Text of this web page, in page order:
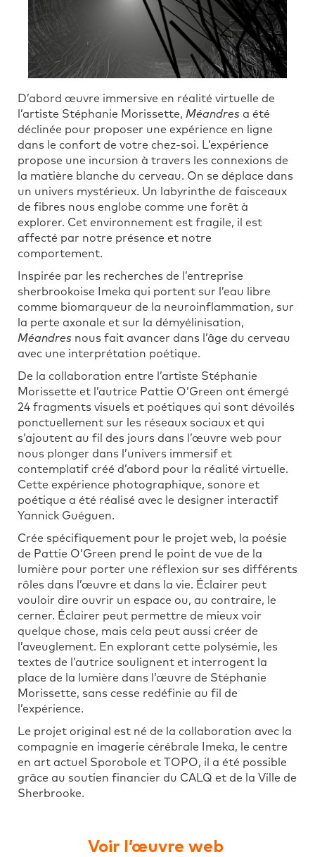
D’abord œuvre immersive en réalité virtuelle de
l’artiste Stéphanie Morissette, Méandres a été
déclinée pour proposer une expérience en ligne
dans le confort de votre chez-soi. L’expérience
propose une incursion à travers les connexions de
la matière blanche du cerveau. On se déplace dans
un univers mystérieux. Un labyrinthe de faisceaux
de fibres nous englobe comme une forêt à
explorer. Cet environnement est fragile, il est
affecté par notre présence et notre
comportement.
Inspirée par les recherches de l’entreprise
sherbrookoise Imeka qui portent sur l’eau libre
comme biomarqueur de la neuroinflammation, sur
la perte axonale et sur la démyélinisation,
Méandres nous fait avancer dans l’âge du cerveau
avec une interprétation poétique.
De la collaboration entre l’artiste Stéphanie
Morissette et l’autrice Pattie O’Green ont émergé
24 fragments visuels et poétiques qui sont dévoilés
ponctuellement sur les réseaux sociaux et qui
s’ajoutent au fil des jours dans l’œuvre web pour
nous plonger dans l’univers immersif et
contemplatif créé d’abord pour la réalité virtuelle.
Cette expérience photographique, sonore et
poétique a été réalisé avec le designer interactif
Yannick Guéguen.
Crée spécifiquement pour le projet web, la poésie
de Pattie O’Green prend le point de vue de la
lumière pour porter une réflexion sur ses différents
rôles dans l’œuvre et dans la vie. Éclairer peut
vouloir dire ouvrir un espace ou, au contraire, le
cerner. Éclairer peut permettre de mieux voir
quelque chose, mais cela peut aussi créer de
l’aveuglement. En explorant cette polysémie, les
textes de l’autrice soulignent et interrogent la
place de la lumière dans l’œuvre de Stéphanie
Morissette, sans cesse redéfinie au fil de
l’expérience.
Le projet original est né de la collaboration avec la
compagnie en imagerie cérébrale Imeka, le centre
en art actuel Sporobole et TOPO, il a été possible
grâce au soutien financier du CALQ et de la Ville de
Sherbrooke.
Voir l’œuvre web